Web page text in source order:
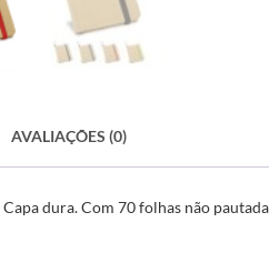
AVALIAÇÕES (0)
Capa dura. Com 70 folhas não